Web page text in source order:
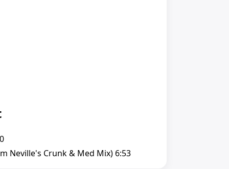
Neville's Crunk & Med Mix) 6:53